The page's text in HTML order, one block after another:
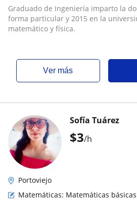
Graduado de Ingeniería imparto la
forma particular y 2015 en la
matemático y física.
ver más
$3/h
Sofía Tuárez
Portoviejo
Matemáticas: Matemáticas básicas